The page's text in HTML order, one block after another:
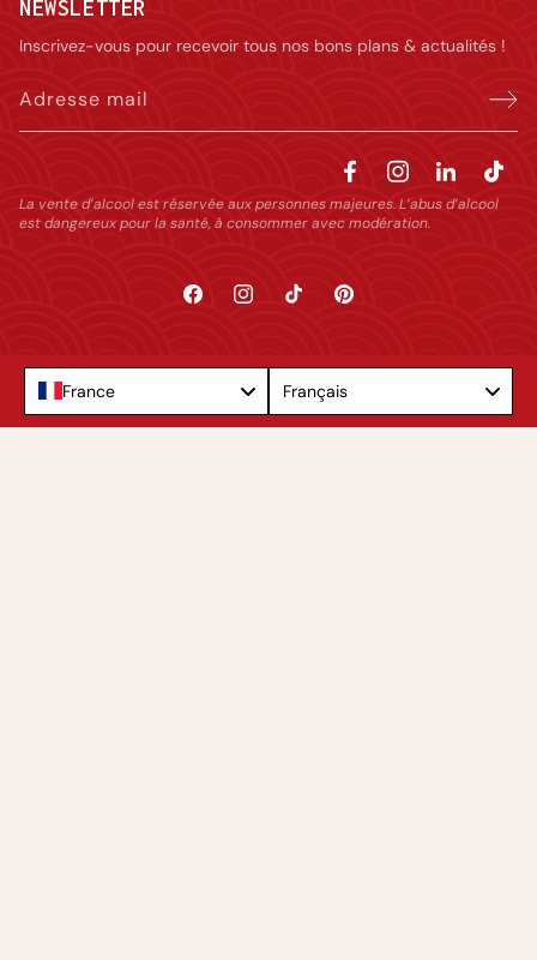
NEWSLETTER
Inscrivez-vous pour recevoir tous nos bons plans & actualités !
Adresse mail
La vente d’alcool est réservée aux personnes majeures. L’abus d’alcool
est dangereux pour la santé, à consommer avec modération.
FacebookInstagramTikTok Pinterest
France Français